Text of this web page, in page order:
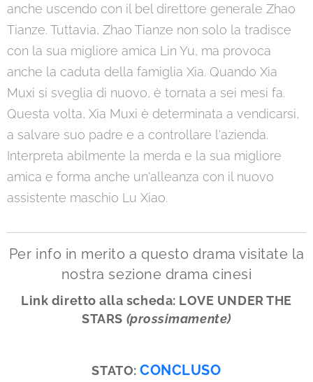
anche uscendo con il bel direttore generale Zhao
Tianze. Tuttavia, Zhao Tianze non solo la tradisce
con la sua migliore amica Lin Yu, ma provoca
anche la caduta della famiglia Xia. Quando Xia
Muxi si sveglia di nuovo, è tornata a sei mesi fa.
Questa volta, Xia Muxi è determinata a vendicarsi,
a salvare suo padre e a controllare l'azienda.
Interpreta abilmente la merda e la sua migliore
amica e forma anche un'alleanza con il nuovo
assistente maschio Lu Xiao.
Per info in merito a questo drama visitate la
nostra sezione drama cinesi
Link diretto alla scheda: LOVE UNDER THE
STARS (prossimamente)
STATO:CONCLUSO